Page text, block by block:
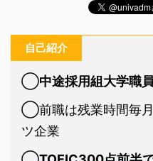
自己紹介
◯中途採用組大学職
◯前職は残業時間毎
ツ企業